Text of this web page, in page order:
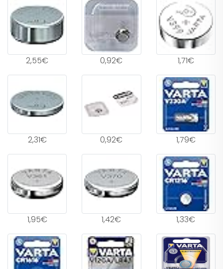
2,55€ 0,92€ 1,71€
2,31€ 0,92€ 1,79€
1,95€ 1,42€ 1,33€